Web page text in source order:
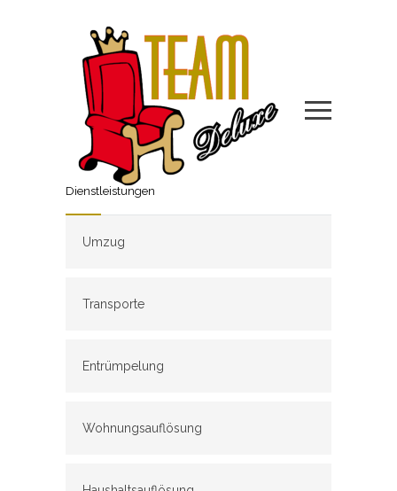
Dienstleistungen
Umzug
Transporte
Entrümpelung
Wohnungsauflösung